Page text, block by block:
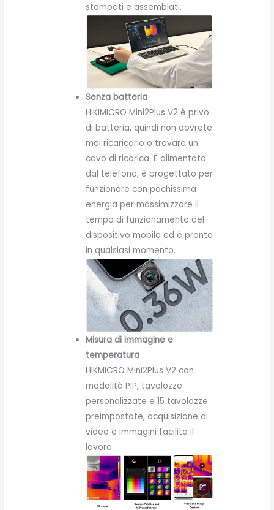
stampati e assemblati.
Senza batteria
HIKIMICRO Mini2Plus V2 è privo
di batteria, quindi non dovrete
mai ricaricarlo o trovare un
cavo di ricarica. È alimentato
dal telefono, è progettato per
funzionare con pochissima
energia per massimizzare il
tempo di funzionamento del
dispositivo mobile ed è pronto
in qualsiasi momento.
Misura di immagine e
temperatura
HIKMICRO Mini2Plus V2 con
modalità PIP, tavolozze
personalizzate e 15 tavolozze
preimpostate, acquisizione di
video e immagini facilita il
lavoro.